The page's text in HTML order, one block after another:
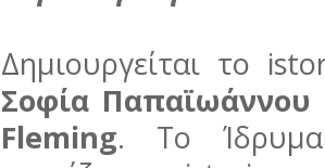
Δημιουργείται το
Σοφία Παπαϊωάννου
Fleming. Το